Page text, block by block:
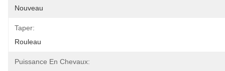
Nouveau
Taper:
Rouleau
Puissance En Chevaux: